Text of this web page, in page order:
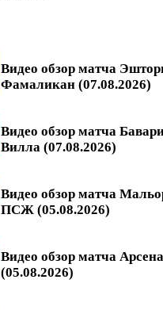
Видео обзор матча
Фамаликан (07.08.2026)
Видео обзор матча
Вилла (07.08.2026)
Видео обзор матча
ПСЖ (05.08.2026)
Видео обзор матча
(05.08.2026)